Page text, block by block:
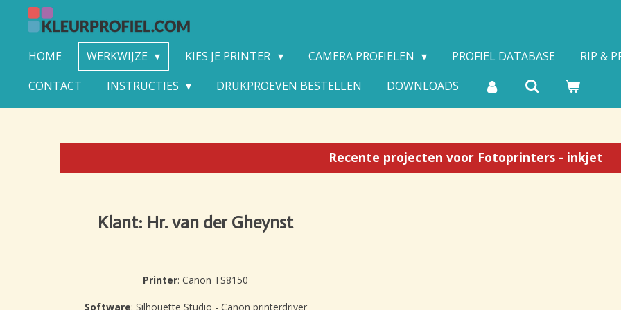
direct
hoofdinhoud
HOME WERKWIJZE KIES JE PRINTER CAMERA PROFIELEN PROFIEL DATABASE RIP &
CONTACT
INSTRUCTIES DRUKPROEVEN BESTELLEN DOWNLOADS
Recente projecten voor Fotoprinters - inkjet
Klant: Hr. van der Gheynst
Printer: Canon TS8150
Software: Silhouette Studio - Canon printerdriver